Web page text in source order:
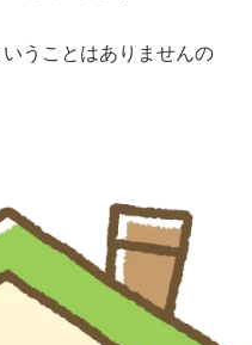
うことはありませんの